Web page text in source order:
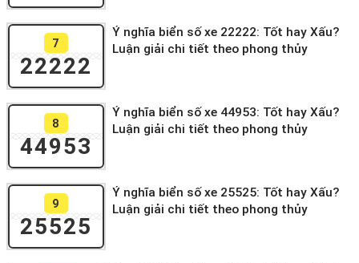
7
22222
Ý nghĩa biển số xe 22222: Tốt hay Xấu?
Luận giải chi tiết theo phong thủy
8
44953
Ý nghĩa biển số xe 44953: Tốt hay Xấu?
Luận giải chi tiết theo phong thủy
9
25525
Ý nghĩa biển số xe 25525: Tốt hay Xấu?
Luận giải chi tiết theo phong thủy